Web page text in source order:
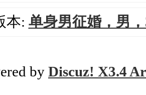
本: 单身男征婚，男
by Discuz! X3.4